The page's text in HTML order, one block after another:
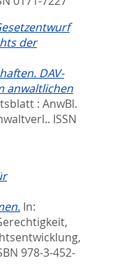
der
DAV-
anwaltlichen
: AnwBl.
ISSN
In:
978-3-452-